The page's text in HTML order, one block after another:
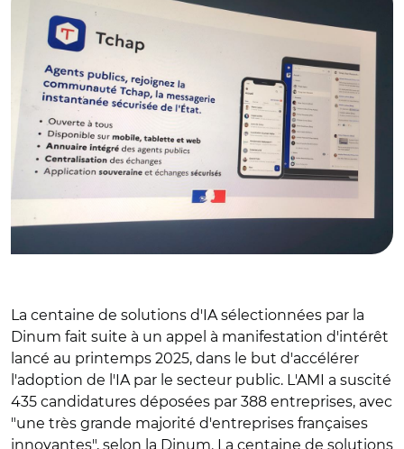
La centaine de solutions d'IA sélectionnées par la
Dinum fait suite à un appel à manifestation d'intérêt
lancé au printemps 2025, dans le but d'accélérer
l'adoption de l'IA par le secteur public. L'AMI a suscité
435 candidatures déposées par 388 entreprises, avec
"une très grande majorité d'entreprises françaises
innovantes", selon la Dinum. La centaine de solutions